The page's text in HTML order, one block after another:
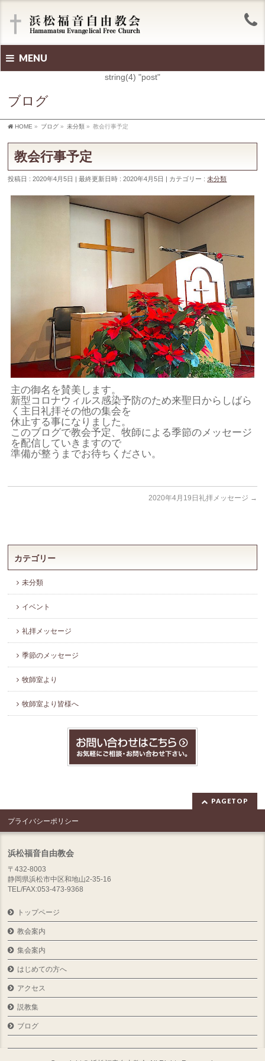
MENU
string(4) "post"
ブログ
HOME » ブログ » 未分類 » 教会行事予定
教会行事予定
投稿日 : 2020年4月5日 最終更新日時 : 2020年4月5日 カテゴリー :未分類
主の御名を賛美します。
新型コロナウィルス感染予防のため来聖日からしばら
く主日礼拝その他の集会を
休止する事になりました。
このブログで教会予定、牧師による季節のメッセージ
を配信していきますので
準備が整うまでお待ちください。
2020年4月19日礼拝メッセージ →
カテゴリー
未分類
イベント
礼拝メッセージ
季節のメッセージ
牧師室より
牧師室より皆様へ
PAGETOP
プライバシーポリシー
浜松福音自由教会
〒432-8003
静岡県浜松市中区和地山2-35-16
TEL/FAX:053-473-9368
トップページ
教会案内
集会案内
はじめての方へ
アクセス
説教集
ブログ